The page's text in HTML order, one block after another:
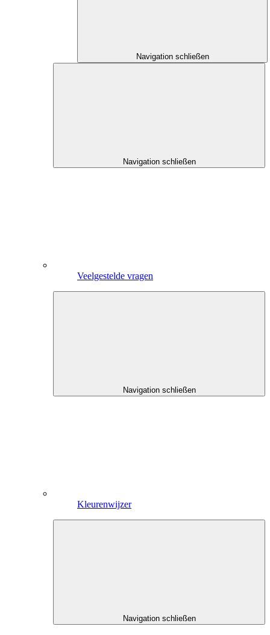
Navigation schließen
Navigation schließen
Veelgestelde vragen
Navigation schließen
Kleurenwijzer
Navigation schließen